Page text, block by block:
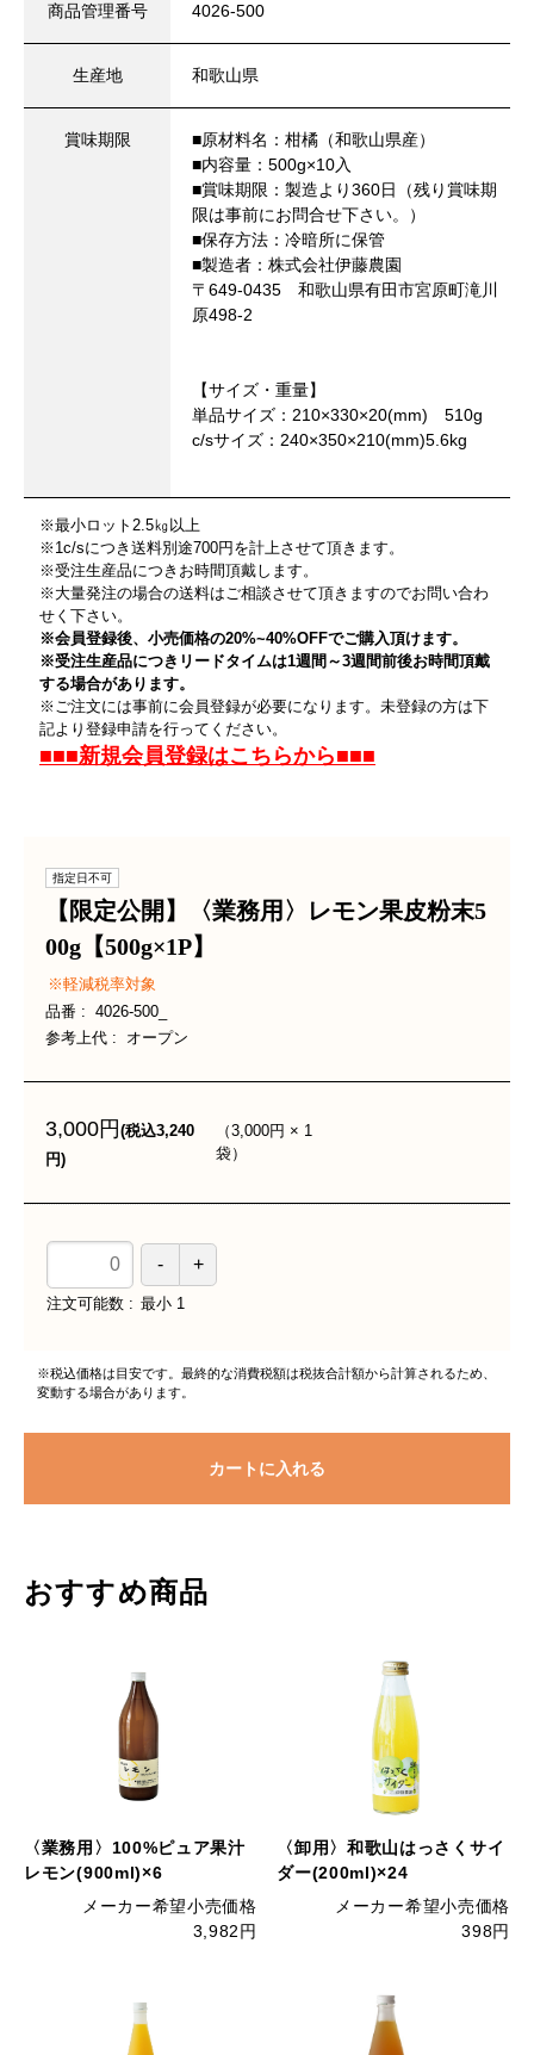
商品管理番号 4026-500
生産地 和歌山県
賞味期限
■原材料名：柑橘（和歌山県産）
■内容量：500g×10入
■賞味期限：製造より360日（残り賞味期
限は事前にお問合せ下さい。）
■保存方法：冷暗所に保管
■製造者：株式会社伊藤農園
〒649-0435 和歌山県有田市宮原町滝川
原498-2
【サイズ・重量】
単品サイズ：210×330×20(mm) 510g
c/sサイズ：240×350×210(mm)5.6kg
※最小ロット2.5㎏以上
※1c/sにつき送料別途700円を計上させて頂きます。
※受注生産品につきお時間頂戴します。
※大量発注の場合の送料はご相談させて頂きますのでお問い合わ
せく下さい。
※会員登録後、小売価格の20%~40%OFFでご購入頂けます。
※受注生産品につきリードタイムは1週間～3週間前後お時間頂戴
する場合があります。
※ご注文には事前に会員登録が必要になります。未登録の方は下
記より登録申請を行ってください。
■■■新規会員登録はこちらから■■■
指定日不可
【限定公開】〈業務用〉レモン果皮粉末5
00g【500g×1P】
軽減税率対象
品番
4026-500_
参考上代
オープン
3,000円(税込3,240
円)
（3,000円 × 1
袋）
注文可能数 最小 1
※税込価格は目安です。最終的な消費税額は税抜合計額から計算されるため、
変動する場合があります。
カートに入れる
おすすめ商品
〈業務用〉100%ピュア果汁
レモン(900ml)×6
メーカー希望小売価格
3,982円
〈卸用〉和歌山はっさくサイ
ダー(200ml)×24
メーカー希望小売価格
398円